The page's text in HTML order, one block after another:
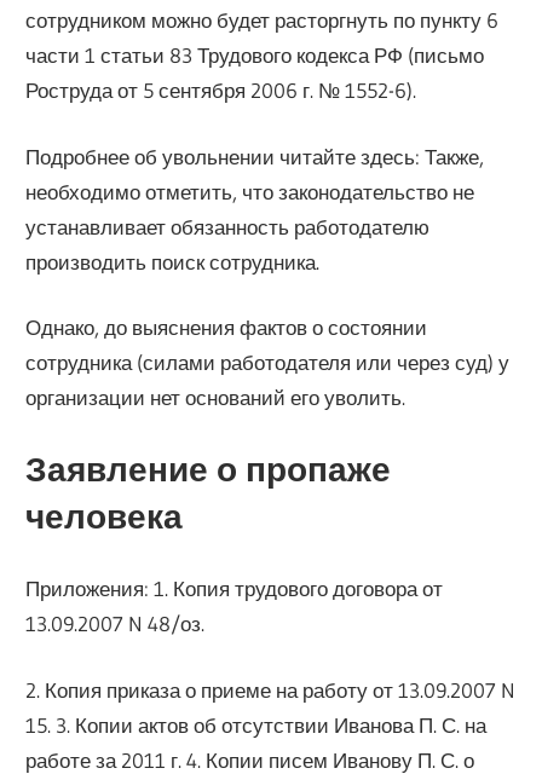
сотрудником можно будет расторгнуть по пункту 6
части 1 статьи 83 Трудового кодекса РФ (письмо
Роструда от 5 сентября 2006 г. № 1552-6).
Подробнее об увольнении читайте здесь: Также,
необходимо отметить, что законодательство не
устанавливает обязанность работодателю
производить поиск сотрудника.
Однако, до выяснения фактов о состоянии
сотрудника (силами работодателя или через суд) у
организации нет оснований его уволить.
Заявление о пропаже
человека
Приложения: 1. Копия трудового договора от
13.09.2007 N 48/оз.
2. Копия приказа о приеме на работу от 13.09.2007 N
15. 3. Копии актов об отсутствии Иванова П. С. на
работе за 2011 г. 4. Копии писем Иванову П. С. о